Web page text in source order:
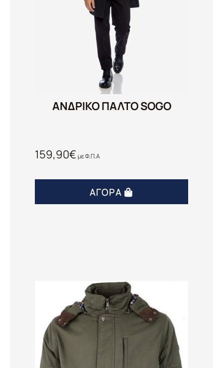
ΑΝΔΡΙΚΟ ΠΑΛΤΟ SOGO
159,90€με Φ.Π.Α
ΑΓΟΡΆ